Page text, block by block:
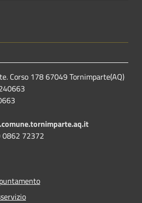
Corso 178 67049 Tornimparte(AQ)
0862 72372